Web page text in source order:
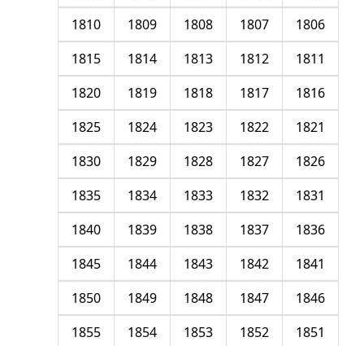
1806
1807
1808
1809
1810
1811
1812
1813
1814
1815
1816
1817
1818
1819
1820
1821
1822
1823
1824
1825
1826
1827
1828
1829
1830
1831
1832
1833
1834
1835
1836
1837
1838
1839
1840
1841
1842
1843
1844
1845
1846
1847
1848
1849
1850
1851
1852
1853
1854
1855